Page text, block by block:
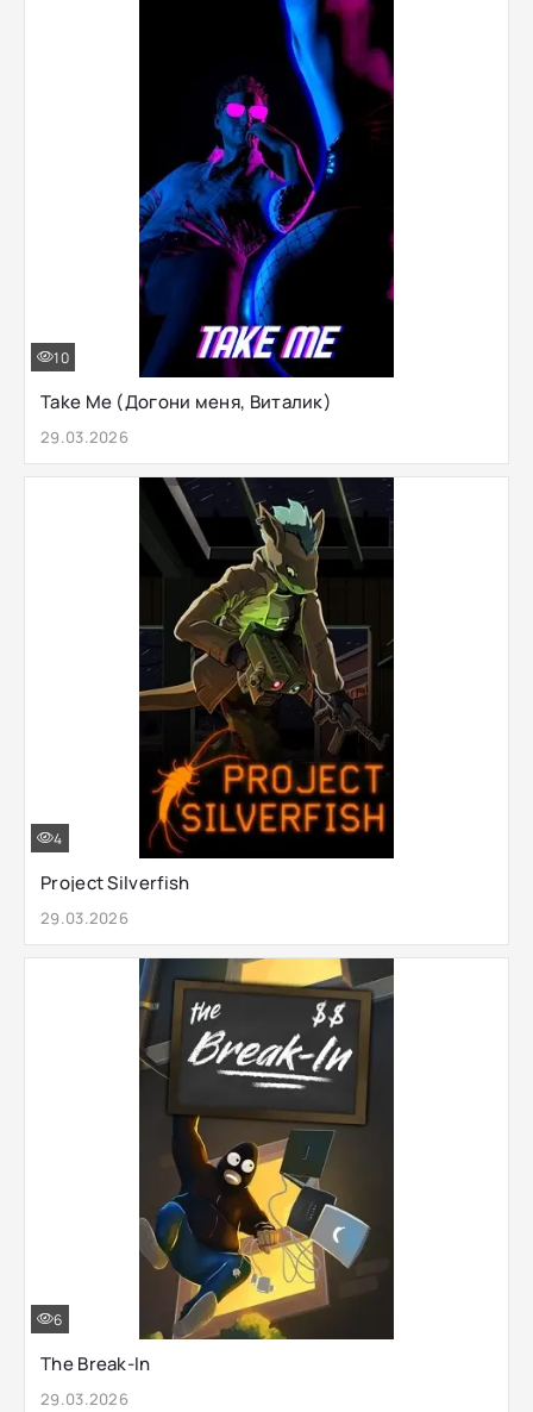
Take Me (Догони меня, Виталик)
29.03.2026
10
Project Silverfish
29.03.2026
4
The Break-In
29.03.2026
6